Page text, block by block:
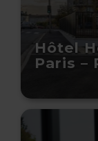
Hôtel
Paris –